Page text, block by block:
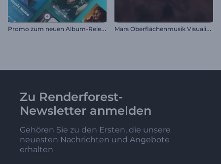
P
romo zum neuen Album-Release M
ars Oberflächenmusik Visualisierer
Zu Renderforest-
Newsletter anmelden
Gehören Sie zu den Ersten, die unsere
neuesten Nachrichten und Angebote
erhalten